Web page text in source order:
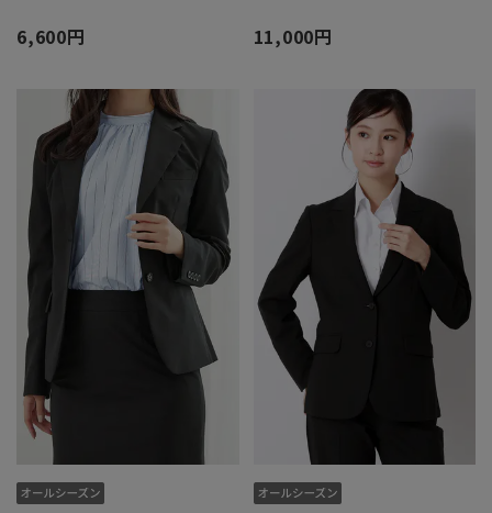
6,600円 11,000円